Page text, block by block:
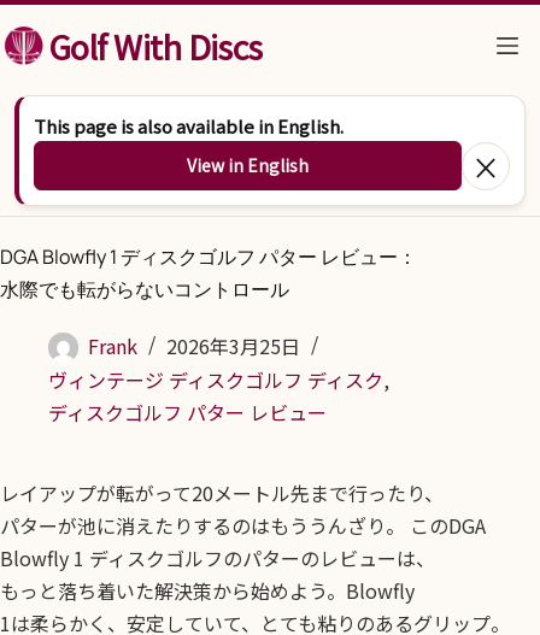
コンテンツへスキップ
Golf With Discs
This page is also available in English.
View in English ×
DGA Blowfly 1 ディスクゴルフ パター レビュー：
水際でも転がらないコントロール
Frank
2026年3月25日
ヴィンテージ ディスクゴルフ ディスク,
ディスクゴルフ パター レビュー
レイアップが転がって20メートル先まで行ったり、
パターが池に消えたりするのはもううんざり。 このDGA
Blowfly 1 ディスクゴルフのパターのレビューは、
もっと落ち着いた解決策から始めよう。Blowfly
1は柔らかく、安定していて、とても粘りのあるグリップ。